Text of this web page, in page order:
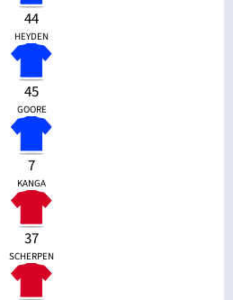
44
HEYDEN
45
GOORE
7
KANGA
37
SCHERPEN